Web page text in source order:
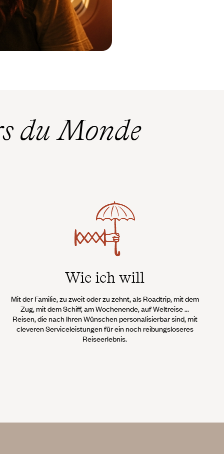
du Monde
Wie ich will
Mit der Familie, zu zweit oder zu zehnt, als Roadtrip, mit dem
Zug, mit dem Schiff, am Wochenende, auf Weltreise ...
Reisen, die nach Ihren Wünschen personalisierbar sind, mit
cleveren Serviceleistungen für ein noch reibungsloseres
Reiseerlebnis.